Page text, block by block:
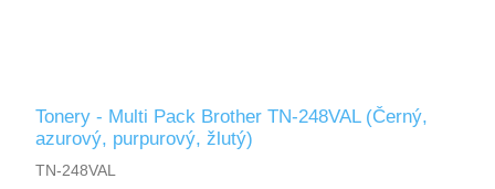
Tonery - Multi Pack Brother TN-248VAL (Černý,
azurový, purpurový, žlutý)
TN-248VAL